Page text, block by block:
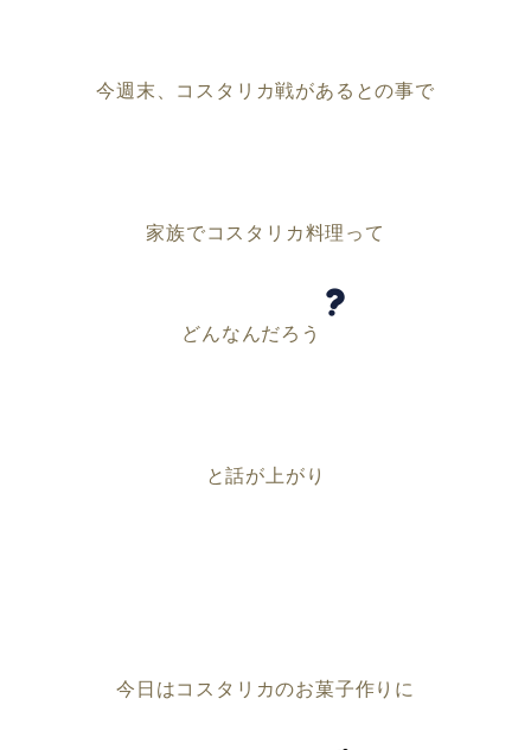
今週末、コスタリカ戦があるとの事で
家族でコスタリカ料理って
どんなんだろう
と話が上がり
今日はコスタリカのお菓子作りに